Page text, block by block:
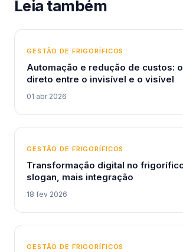
Leia também
GESTÃO DE FRIGORÍFICOS
Automação e redução de custos:
direto entre o invisível e o visível
01 abr 2026
GESTÃO DE FRIGORÍFICOS
Transformação digital no
slogan, mais integração
18 fev 2026
GESTÃO DE FRIGORÍFICOS